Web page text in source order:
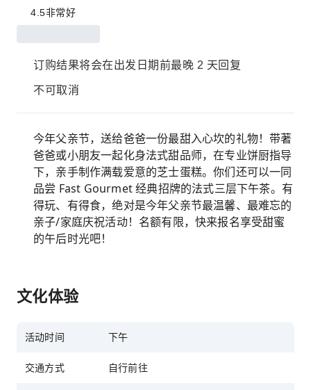
4.5非常好
订购结果将会在出发日期前最晚 2 天回复
不可取消
今年父亲节，送给爸爸一份最甜入心坎的礼物！带著
爸爸或小朋友一起化身法式甜品师，在专业饼厨指导
下，亲手制作满载爱意的芝士蛋糕。你们还可以一同
品尝 Fast Gourmet 经典招牌的法式三层下午茶。有
得玩、有得食，绝对是今年父亲节最温馨、最难忘的
亲子/家庭庆祝活动！名额有限，快来报名享受甜蜜
的午后时光吧！
文化体验
活动时间 下午
交通方式 自行前往